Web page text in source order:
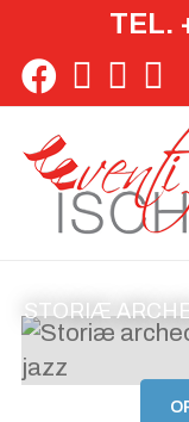
TEL.
STORIÆ